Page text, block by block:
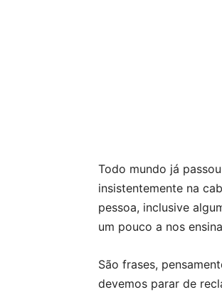
Todo mundo já
insistentemente na
pessoa, inclusive
um pouco a nos
São frases,
devemos parar de